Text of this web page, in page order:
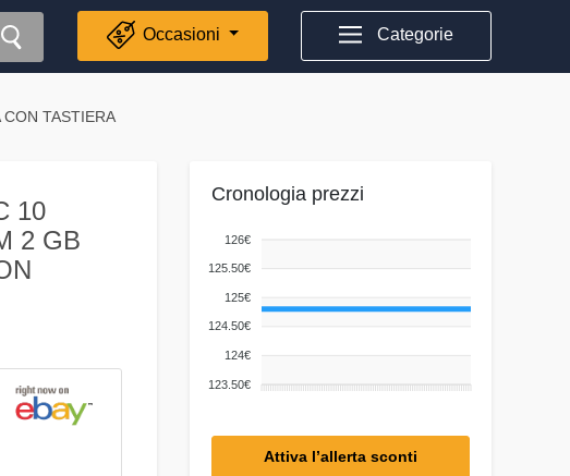
Occasioni Categorie
TASTIERA
10
2 GB
Cronologia prezzi
126€
125.50€
125€
124.50€
124€
123.50€
Attiva l’allerta sconti